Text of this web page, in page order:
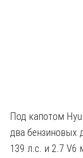
Под капотом
два бензиновых
139 л.с. и 2.7 V6